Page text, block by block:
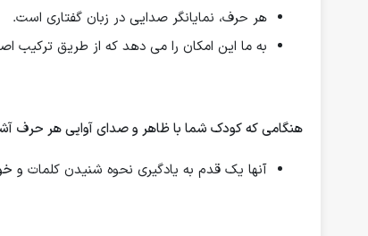
هر حرف، نمایانگر صدایی در زبان گفتاری است.
به ما این امکان را می دهد که از طریق ترکیب
هنگامی که کودک شما با ظاهر و صدای آوایی هر حرف
آنها یک قدم به یادگیری نحوه شنیدن کلمات و